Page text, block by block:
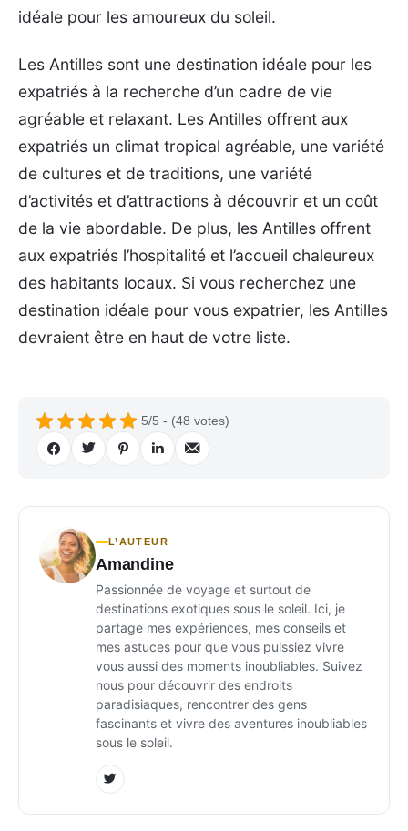
idéale pour les amoureux du soleil.
Les Antilles sont une destination idéale pour les
expatriés à la recherche d’un cadre de vie
agréable et relaxant. Les Antilles offrent aux
expatriés un climat tropical agréable, une variété
de cultures et de traditions, une variété
d’activités et d’attractions à découvrir et un coût
de la vie abordable. De plus, les Antilles offrent
aux expatriés l’hospitalité et l’accueil chaleureux
des habitants locaux. Si vous recherchez une
destination idéale pour vous expatrier, les Antilles
devraient être en haut de votre liste.
5/5 - (48 votes)
L’AUTEUR
Amandine
Passionnée de voyage et surtout de
destinations exotiques sous le soleil. Ici, je
partage mes expériences, mes conseils et
mes astuces pour que vous puissiez vivre
vous aussi des moments inoubliables. Suivez
nous pour découvrir des endroits
paradisiaques, rencontrer des gens
fascinants et vivre des aventures inoubliables
sous le soleil.